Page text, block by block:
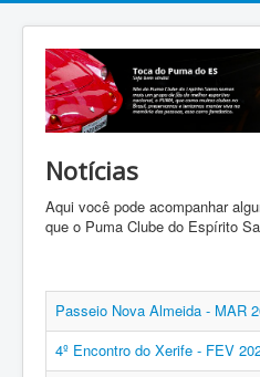
Notícias
Aqui você pode acompanhar
que o Puma Clube do Espírito
Passeio Nova Almeida - MAR
4º Encontro do Xerife - FEV